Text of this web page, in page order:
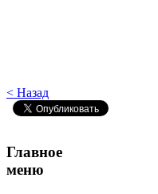
< Назад
Главное
меню